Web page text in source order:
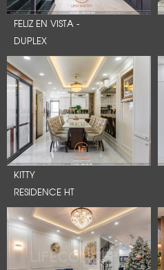
FELIZ EN VISTA -
DUPLEX
KITTY
RESIDENCE HT